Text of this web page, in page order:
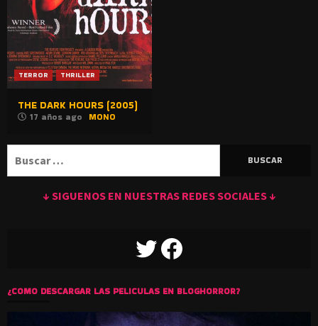
TERROR THRILLER
THE DARK HOURS (2005)
17 años ago MONO
↓ SIGUENOS EN NUESTRAS REDES SOCIALES ↓
TWITTERFACEBOOK
¿COMO DESCARGAR LAS PELICULAS EN BLOGHORROR?